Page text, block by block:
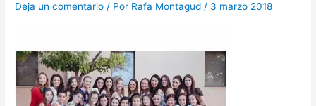
Deja un comentario / Por Rafa Montagud/ 3 marzo 2018